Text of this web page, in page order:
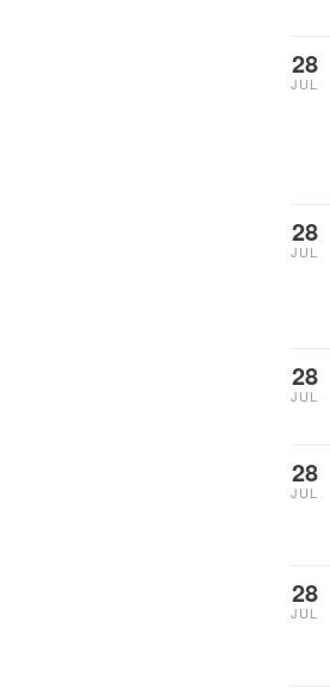
28
JUL
28
JUL
28
JUL
28
JUL
28
JUL